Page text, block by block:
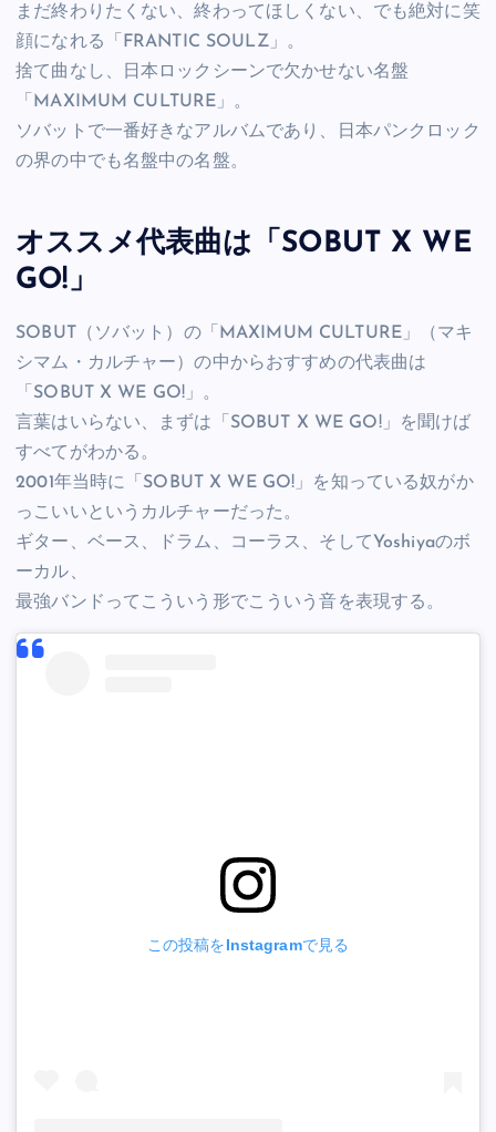
まだ終わりたくない、終わってほしくない、でも絶対に笑
顔になれる「FRANTIC SOULZ」。
捨て曲なし、日本ロックシーンで欠かせない名盤
「MAXIMUM CULTURE」。
ソバットで一番好きなアルバムであり、日本パンクロック
の界の中でも名盤中の名盤。
オススメ代表曲は「SOBUT X WE
GO!」
SOBUT（ソバット）の「MAXIMUM CULTURE」（マキ
シマム・カルチャー）の中からおすすめの代表曲は
「SOBUT X WE GO!」。
言葉はいらない、まずは「SOBUT X WE GO!」を聞けば
すべてがわかる。
2001年当時に「SOBUT X WE GO!」を知っている奴がか
っこいいというカルチャーだった。
ギター、ベース、ドラム、コーラス、そしてYoshiyaのボ
ーカル、
最強バンドってこういう形でこういう音を表現する。
この投稿をInstagramで見る